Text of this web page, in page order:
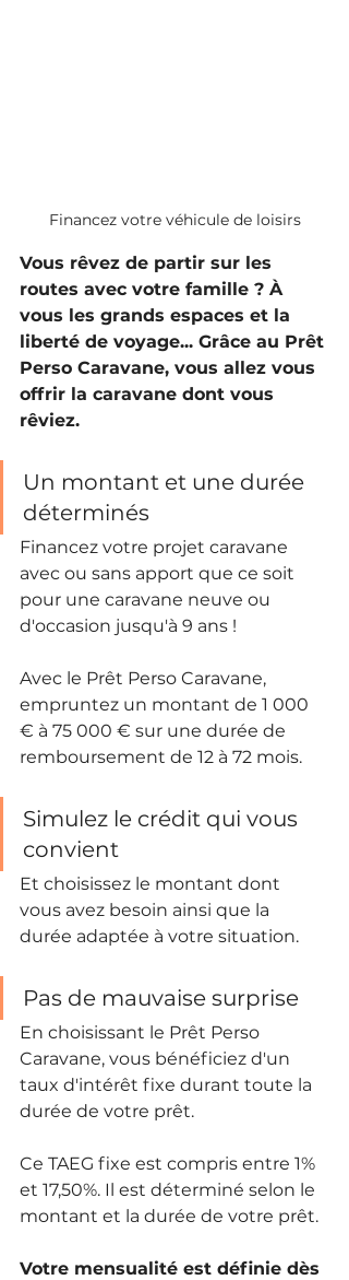
Financez votre véhicule de loisirs
Vous rêvez de partir sur les
routes avec votre famille ? À
vous les grands espaces et la
liberté de voyage... Grâce au Prêt
Perso Caravane, vous allez vous
offrir la caravane dont vous
rêviez.
Un montant et une durée
déterminés
Financez votre projet caravane
avec ou sans apport que ce soit
pour une caravane neuve ou
d'occasion jusqu'à 9 ans !
Avec le Prêt Perso Caravane,
empruntez un montant de 1 000
€ à 75 000 € sur une durée de
remboursement de 12 à 72 mois.
Simulez le crédit qui vous
convient
Et choisissez le montant dont
vous avez besoin ainsi que la
durée adaptée à votre situation.
Pas de mauvaise surprise
En choisissant le Prêt Perso
Caravane, vous bénéficiez d'un
taux d'intérêt fixe durant toute la
durée de votre prêt.
Ce TAEG fixe est compris entre 1%
et 17,50%. Il est déterminé selon le
montant et la durée de votre prêt.
Votre mensualité est définie dès